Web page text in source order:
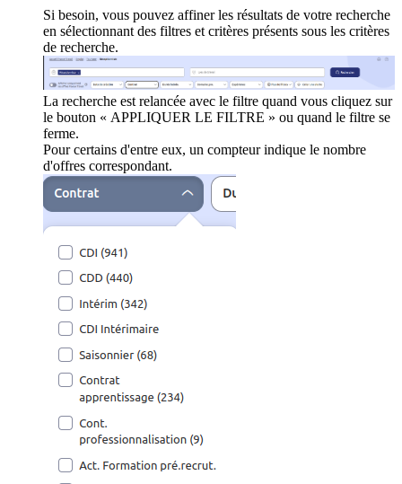
Si besoin, vous pouvez affiner les résultats de votre recherche
en sélectionnant des filtres et critères présents sous les critères
de recherche.
La recherche est relancée avec le filtre quand vous cliquez sur
le bouton « APPLIQUER LE FILTRE » ou quand le filtre se
ferme.
Pour certains d'entre eux, un compteur indique le nombre
d'offres correspondant.